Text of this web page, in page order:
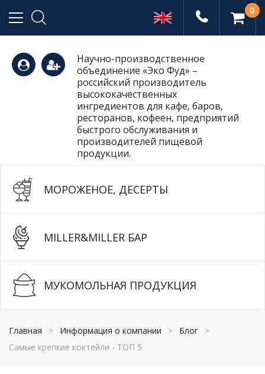
(495)
665-
0
Научно-производственное
объединение «Эко Фуд» –
российский производитель
высококачественных
ингредиентов для кафе, баров,
ресторанов, кофеен, предприятий
быстрого обслуживания и
производителей пищевой
продукции.
МОРОЖЕНОЕ, ДЕСЕРТЫ
MILLER&MILLER БАР
МУКОМОЛЬНАЯ ПРОДУКЦИЯ
Главная > Информация о компании > Блог
>
Самые крепкие коктейли - ТОП 5